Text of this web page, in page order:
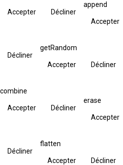
Accepter Décliner
append
Accepter
Décliner
getRandom
Accepter Décliner
combine
Accepter Décliner
erase
Accepter
Décliner
flatten
Accepter Décliner